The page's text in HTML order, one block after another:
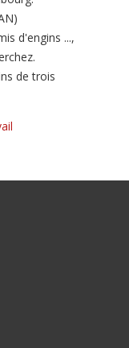
d'engins ...,
de trois